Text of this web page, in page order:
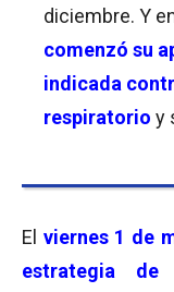
diciembre. Y
comenzó su
indicada
respiratorio y
El viernes 1 de
estrategia de